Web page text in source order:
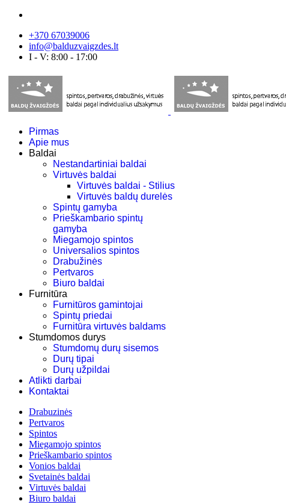
+370 67039006
info@balduzvaigzdes.lt
I - V: 8:00 - 17:00
Pirmas
Apie mus
Baldai
Nestandartiniai baldai
Virtuvės baldai
Virtuvės baldai - Stilius
Virtuvės baldų durelės
Spintų gamyba
Prieškambario spintų
gamyba
Miegamojo spintos
Universalios spintos
Drabužinės
Pertvaros
Biuro baldai
Furnitūra
Furnitūros gamintojai
Spintų priedai
Furnitūra virtuvės baldams
Stumdomos durys
Stumdomų durų sisemos
Durų tipai
Durų užpildai
Atlikti darbai
Kontaktai
Drabuzinės
Pertvaros
Spintos
Miegamojo spintos
Prieškambario spintos
Vonios baldai
Svetainės baldai
Virtuvės baldai
Biuro baldai